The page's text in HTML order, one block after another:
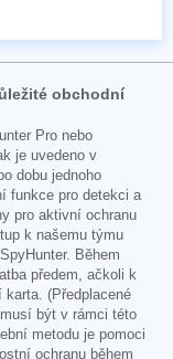
obchodní
Pro nebo
je uvedeno v
dobu jednoho
funkce pro detekci a
pro aktivní ochranu
k našemu týmu
Během
předem, ačkoli k
(Předplacené
být v rámci této
metodu je pomoci
ochranu během